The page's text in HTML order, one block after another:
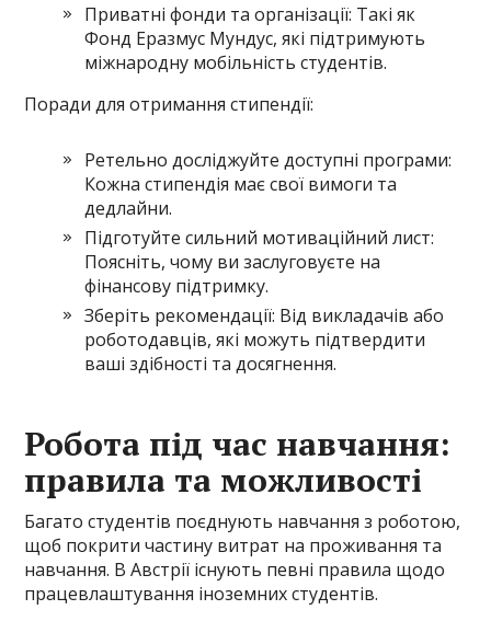
Приватні фонди та організації: Такі як
Фонд Еразмус Мундус, які підтримують
міжнародну мобільність студентів.
Поради для отримання стипендії:
Ретельно досліджуйте доступні програми:
Кожна стипендія має свої вимоги та
дедлайни.
Підготуйте сильний мотиваційний лист:
Поясніть, чому ви заслуговуєте на
фінансову підтримку.
Зберіть рекомендації: Від викладачів або
роботодавців, які можуть підтвердити
ваші здібності та досягнення.
Робота під час навчання:
правила та можливості
Багато студентів поєднують навчання з роботою,
щоб покрити частину витрат на проживання та
навчання. В Австрії існують певні правила щодо
працевлаштування іноземних студентів.